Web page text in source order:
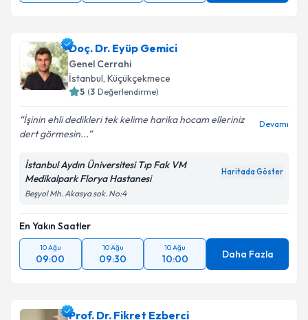
Doç. Dr. Eyüp Gemici
Genel Cerrahi
İstanbul, Küçükçekmece
5 (3 Değerlendirme)
İşinin ehli dedikleri tek kelime harika hocam elleriniz
dert görmesin...
Devamı
İstanbul Aydın Üniversitesi Tıp Fak VM
Medikalpark Florya Hastanesi
Haritada Göster
Beşyol Mh. Akasya sok. No:4
En Yakın Saatler
10 Ağu
09:00
10 Ağu
09:30
10 Ağu
10:00 Daha Fazla
Prof. Dr. Fikret Ezberci